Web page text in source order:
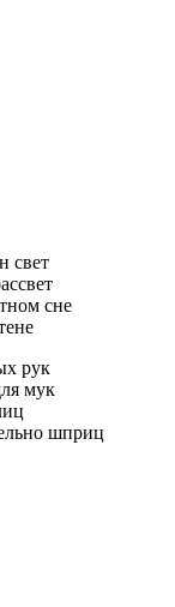
свет
сне
рук
мук
шприц